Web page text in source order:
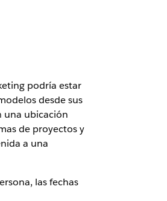
podría estar
desde sus
una ubicación
de proyectos y
a una
las fechas